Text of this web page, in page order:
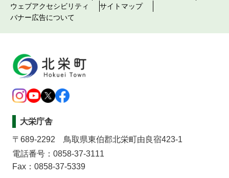
ウェブアクセシビリティ
サイトマップ
バナー広告について
大栄庁舎
〒689-2292 鳥取県東伯郡北栄町由良宿423-1
電話番号：0858-37-3111
Fax：0858-37-5339